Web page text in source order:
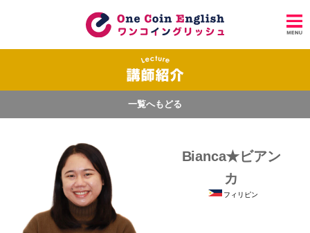
一覧へもどる
Bianca★ビアン
カ
フィリピン